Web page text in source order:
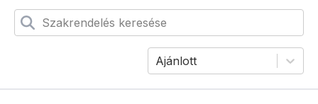
Szakrendelés keresése
Ajánlott